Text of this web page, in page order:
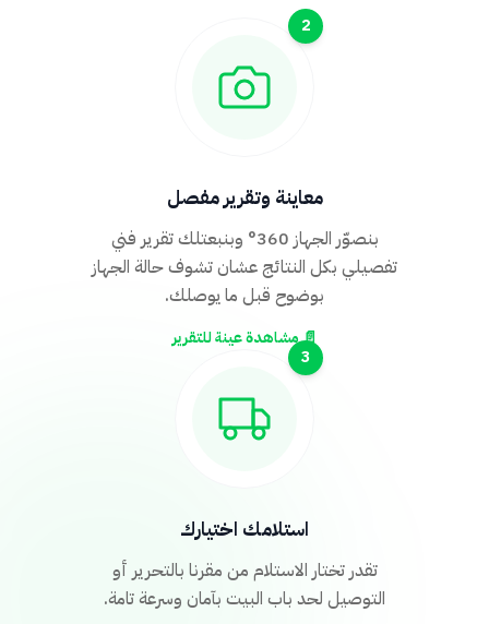
2
معاينة وتقرير مفصل
بنصوّر الجهاز 360° وبنبعتلك تقرير فني
تفصيلي بكل النتائج عشان تشوف حالة الجهاز
بوضوح قبل ما يوصلك.
📄 مشاهدة عينة للتقرير
3
استلامك اختيارك
تقدر تختار الاستلام من مقرنا بالتحرير أو
التوصيل لحد باب البيت بآمان وسرعة تامة.